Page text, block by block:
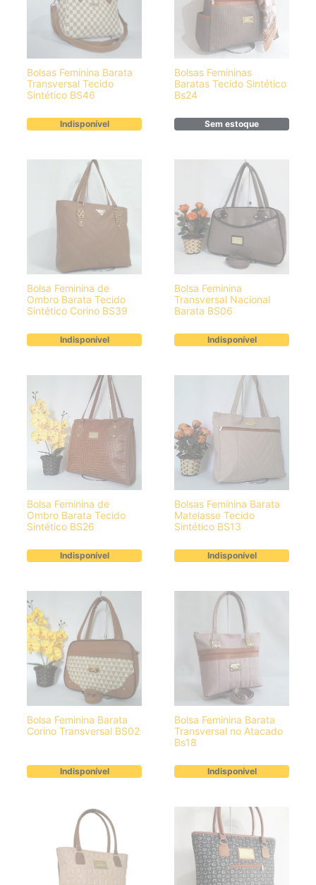
Bolsas Feminina Barata
Transversal Tecido
Sintético BS46
Indisponível
Bolsas Femininas
Baratas Tecido Sintético
Bs24
Sem estoque
Bolsa Feminina de
Ombro Barata Tecido
Sintético Corino BS39
Indisponível
Bolsa Feminina
Transversal Nacional
Barata BS06
Indisponível
Bolsa Feminina de
Ombro Barata Tecido
Sintético BS26
Indisponível
Bolsas Feminina Barata
Matelasse Tecido
Sintético BS13
Indisponível
Bolsa Feminina Barata
Corino Transversal BS02
Indisponível
Bolsa Feminina Barata
Transversal no Atacado
Bs18
Indisponível